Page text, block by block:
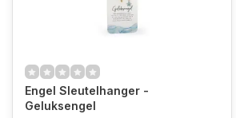
Engel Sleutelhanger -
Geluksengel